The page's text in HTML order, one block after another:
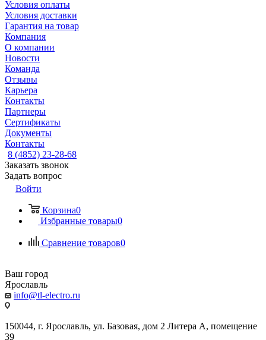
Условия оплаты
Условия доставки
Гарантия на товар
Компания
О компании
Новости
Команда
Отзывы
Карьера
Контакты
Партнеры
Сертификаты
Документы
Контакты
8 (4852) 23-28-68
Заказать звонок
Задать вопрос
Войти
Корзина0
Избранные товары0
Сравнение товаров0
Ваш город
Ярославль
info@tl-electro.ru
150044, г. Ярославль, ул. Базовая, дом 2 Литера А, помещение
39